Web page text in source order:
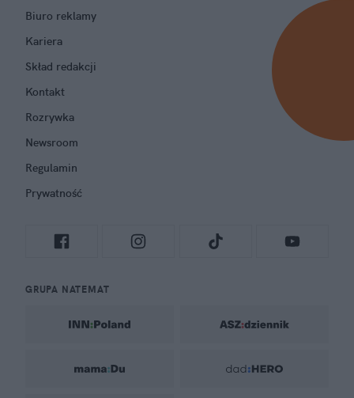
Biuro reklamy
Kariera
Skład redakcji
Kontakt
Rozrywka
Newsroom
Regulamin
Prywatność
GRUPA NATEMAT